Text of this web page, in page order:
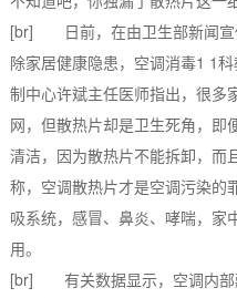
[br] 日前，在由卫生部新闻宣
除家居健康隐患，空调消毒1 1
制中心许斌主任医师指出，很多
网，但散热片却是卫生死角，即
清洁，因为散热片不能拆卸，而
称，空调散热片才是空调污染的
吸系统，感冒、鼻炎、哮喘，家
用。
[br] 有关数据显示，空调内部